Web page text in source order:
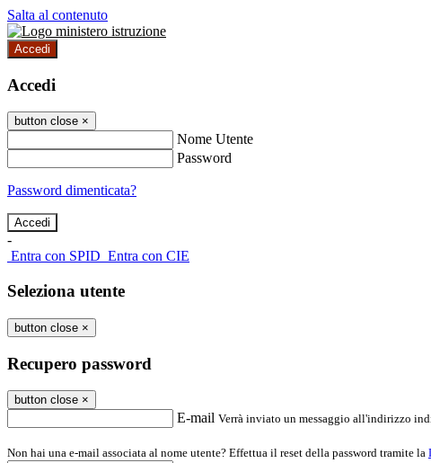
Salta al contenuto
Accedi
Accedi
button close ×
Nome Utente
Password
Password dimenticata?
-
Entra con SPID Entra con CIE
Seleziona utente
button close ×
Recupero password
button close ×
E-mail Verrà inviato un messaggio all'indirizzo
Non hai una e-mail associata al nome utente? Effettua il reset della password tramite la